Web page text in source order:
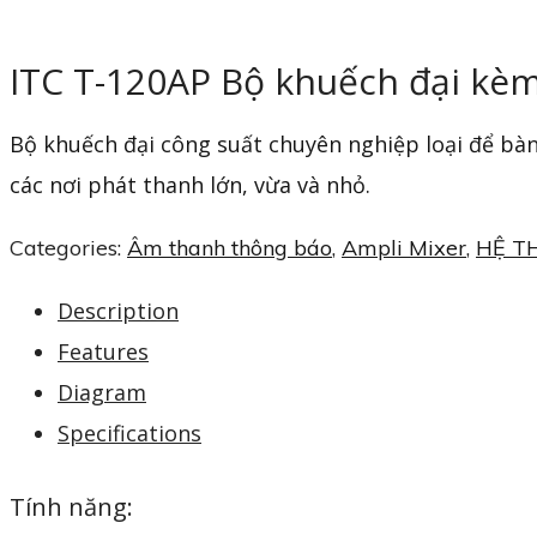
ITC T-120AP Bộ khuếch đại
Bộ khuếch đại công suất chuyên nghiệp loại để
các nơi phát thanh lớn, vừa và nhỏ.
Categories: Âm thanh thông báo, Ampli Mixer, HỆ
Description
Features
Diagram
Specifications
Tính năng: